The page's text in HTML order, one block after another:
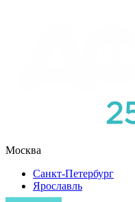
Москва
Санкт-Петербург
Ярославль